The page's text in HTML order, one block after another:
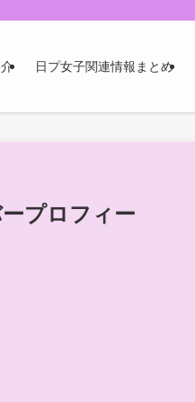
日プ女子関連情報まとめ
プロフィー